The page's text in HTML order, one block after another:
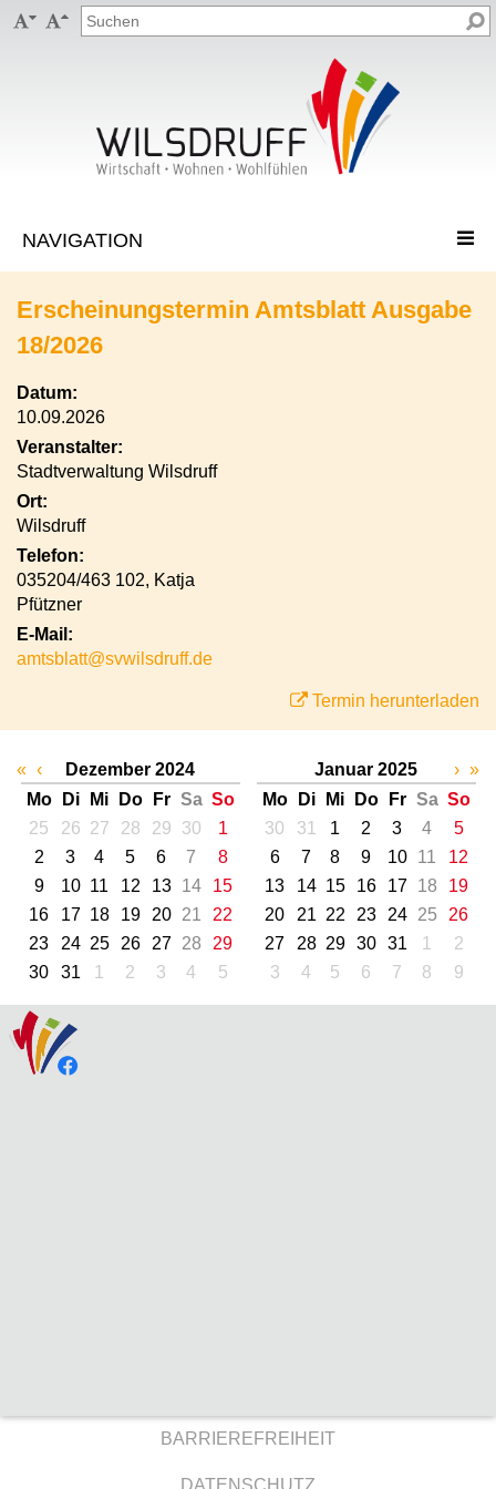
 
Erscheinungstermin Amtsblatt Ausgabe
18/2026
Datum:
10.09.2026
Veranstalter:
Stadtverwaltung Wilsdruff
Ort:
Wilsdruff
Telefon:
035204/463 102, Katja
Pfützner
E-Mail:
amtsblatt@svwilsdruff.de
Termin herunterladen
« ‹
Dezember 2024
Mo
Di Mi Do Fr Sa So
25
26 27 28 29 30
1
2
3 4 5 6 7
8
9
10 11 12 13 14
15
16
17 18 19 20 21
22
23
24 25 26 27 28
29
30
31 1 2 3 4 5
Januar 2025
Mo
Di Mi Do Fr Sa So
30
31 1 2 3 4
5
6
7 8 9 10 11
12
13
14 15 16 17 18
19
20
21 22 23 24 25
26
27
28 29 30 31 1
2
3
4 5 6 7 8 9
› »
BARRIEREFREIHEIT
DATENSCHUTZ